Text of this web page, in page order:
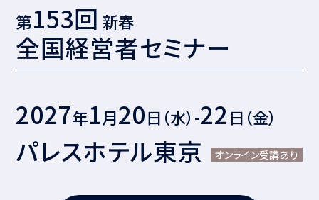
第153回 新春
全国経営者セミナー
2027年1月20日（水）-22日（金）
パレスホテル東京 オンライン受講あり